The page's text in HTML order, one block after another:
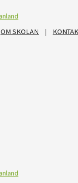
OM SKOLAN |